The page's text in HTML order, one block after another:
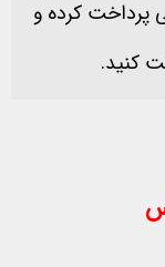
پرداخت کرده و
کنید.